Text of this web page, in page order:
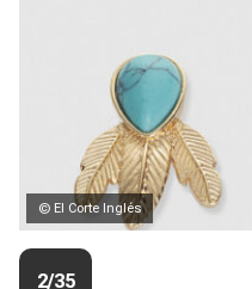
© El Corte Inglés
2/35